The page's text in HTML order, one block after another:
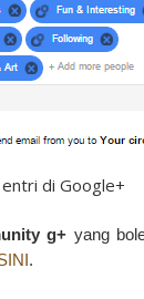
di Google+
g+ yang
.